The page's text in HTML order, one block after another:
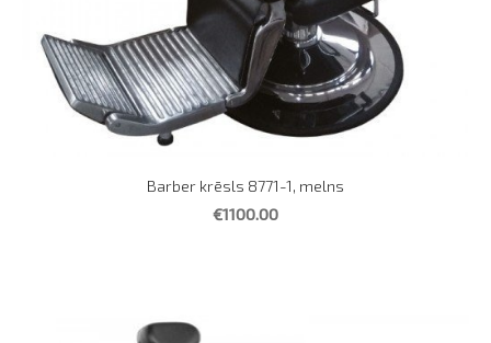
Barber krēsls 8771-1, melns
€1100.00